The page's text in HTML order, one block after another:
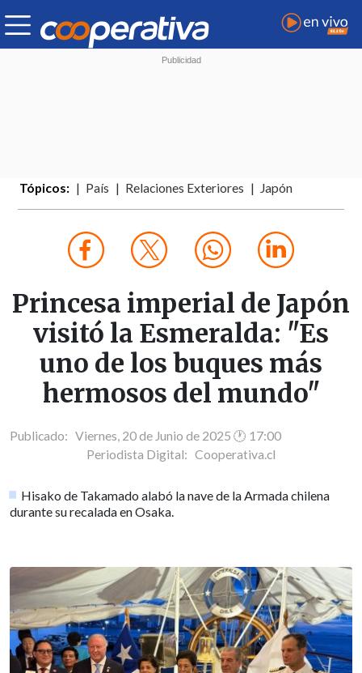
Tópicos: País Relaciones Exteriores Japón
Princesa imperial de Japón
visitó la Esmeralda: "Es
uno de los buques más
hermosos del mundo"
Publicado: Viernes, 20 de Junio de 2025 🕐 17:00
Periodista Digital: Cooperativa.cl
Hisako de Takamado alabó la nave de la Armada chilena
durante su recalada en Osaka.